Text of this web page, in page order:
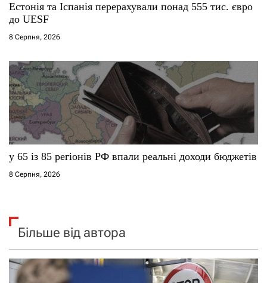
Естонія та Іспанія перерахували понад 555 тис. євро
до UESF
8 Серпня, 2026
у 65 із 85 регіонів РФ впали реальні доходи бюджетів
8 Серпня, 2026
Більше від автора